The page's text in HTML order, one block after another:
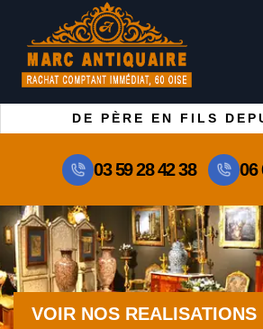
DE PÈRE EN FILS
03 59 28 42 38 06
VOIR NOS REALISATIONS